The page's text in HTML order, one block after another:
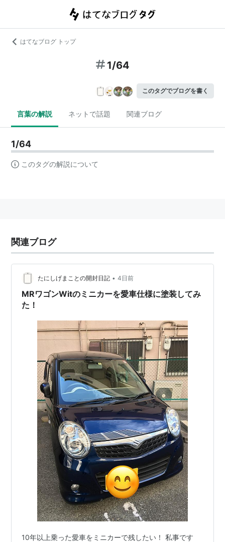
はてなブログ トップ
1/64
このタグでブログを書く
言葉の解説 ネットで話題 関連ブログ
1/64
このタグの解説について
関連ブログ
たにしげまことの開封日記 • 4日前
MRワゴンWitのミニカーを愛車仕様に塗装してみ
た！
10年以上乗った愛車をミニカーで残したい！ 私事です